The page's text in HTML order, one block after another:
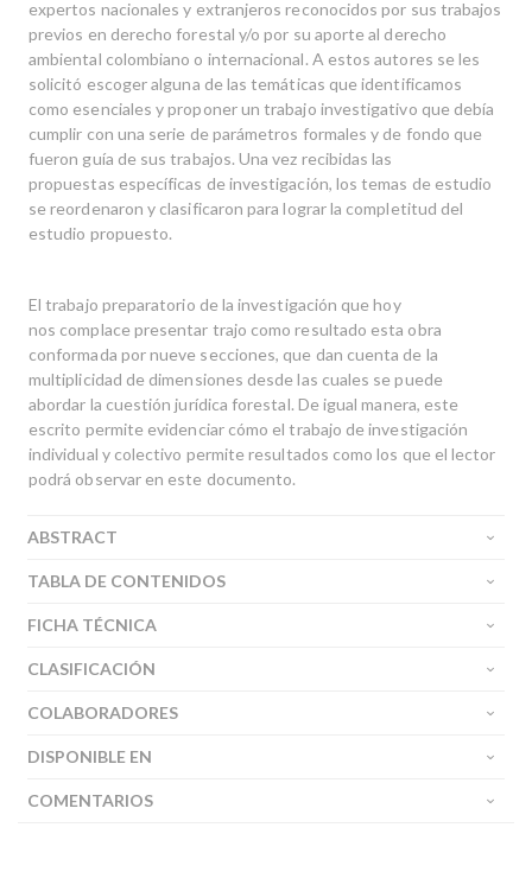
expertos nacionales y extranjeros reconocidos por sus trabajos
previos en derecho forestal y/o por su aporte al derecho
ambiental colombiano o internacional. A estos autores se les
solicitó escoger alguna de las temáticas que identificamos
como esenciales y proponer un trabajo investigativo que debía
cumplir con una serie de parámetros formales y de fondo que
fueron guía de sus trabajos. Una vez recibidas las
propuestas específicas de investigación, los temas de estudio
se reordenaron y clasificaron para lograr la completitud del
estudio propuesto.
El trabajo preparatorio de la investigación que hoy
nos complace presentar trajo como resultado esta obra
conformada por nueve secciones, que dan cuenta de la
multiplicidad de dimensiones desde las cuales se puede
abordar la cuestión jurídica forestal. De igual manera, este
escrito permite evidenciar cómo el trabajo de investigación
individual y colectivo permite resultados como los que el lector
podrá observar en este documento.
ABSTRACT
TABLA DE CONTENIDOS
FICHA TÉCNICA
CLASIFICACIÓN
COLABORADORES
DISPONIBLE EN
COMENTARIOS